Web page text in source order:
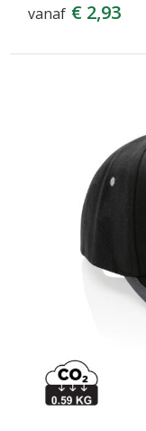
vanaf € 2,93